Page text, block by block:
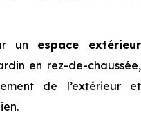
un espace extérieur
en rez-de-chaussée,
de l’extérieur et